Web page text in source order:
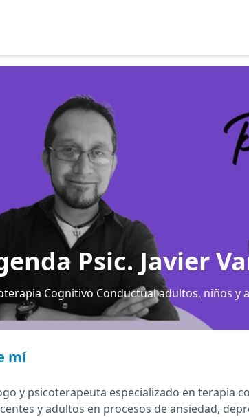
Psic. Javier
Cognitivo Conductual adultos, niños y
mí
y psicoterapeuta especializado en terapia
y adultos en procesos de ansiedad,